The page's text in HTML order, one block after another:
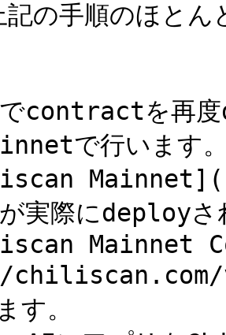
記の手順のほと
contractを再
で行います
際にdeployさ
Mainnet
。